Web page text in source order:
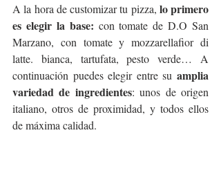
A la hora de customizar tu pizza, lo primero
es elegir la base: con tomate de D.O San
Marzano, con tomate y mozzarellafior di
latte. bianca, tartufata, pesto verde… A
continuación puedes elegir entre su amplia
variedad de ingredientes: unos de origen
italiano, otros de proximidad, y todos ellos
de máxima calidad.